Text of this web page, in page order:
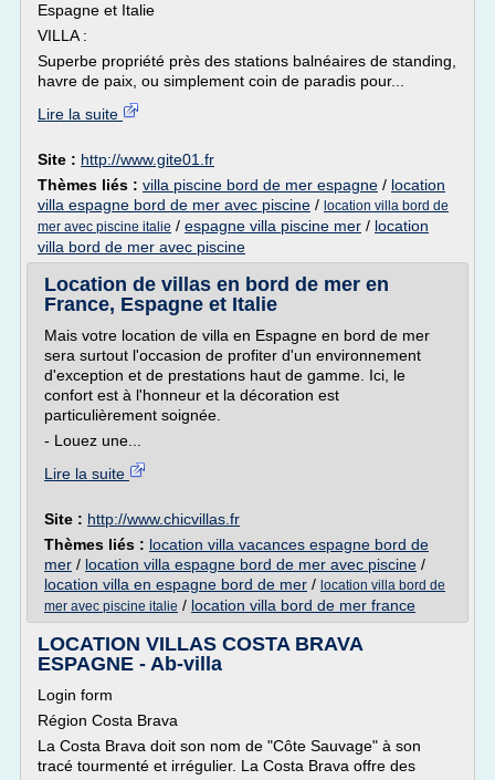
Espagne et Italie
VILLA :
Superbe propriété près des stations balnéaires de standing,
havre de paix, ou simplement coin de paradis pour...
Lire la suite
Site : http://www.gite01.fr
Thèmes liés : villa piscine bord de mer espagne / location
villa espagne bord de mer avec piscine / location villa bord de
mer avec piscine italie / espagne villa piscine mer / location
villa bord de mer avec piscine
Location de villas en bord de mer en
France, Espagne et Italie
Mais votre location de villa en Espagne en bord de mer
sera surtout l'occasion de profiter d'un environnement
d'exception et de prestations haut de gamme. Ici, le
confort est à l'honneur et la décoration est
particulièrement soignée.
- Louez une...
Lire la suite
Site : http://www.chicvillas.fr
Thèmes liés : location villa vacances espagne bord de
mer / location villa espagne bord de mer avec piscine /
location villa en espagne bord de mer / location villa bord de
mer avec piscine italie / location villa bord de mer france
LOCATION VILLAS COSTA BRAVA
ESPAGNE - Ab-villa
Login form
Région Costa Brava
La Costa Brava doit son nom de "Côte Sauvage" à son
tracé tourmenté et irrégulier. La Costa Brava offre des